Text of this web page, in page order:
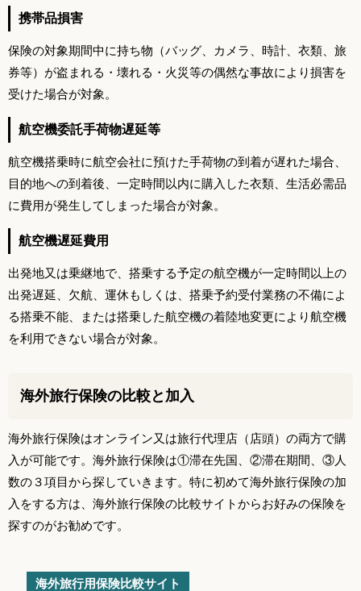
携帯品損害
保険の対象期間中に持ち物（バッグ、カメラ、時計、衣類、旅
券等）が盗まれる・壊れる・火災等の偶然な事故により損害を
受けた場合が対象。
航空機委託手荷物遅延等
航空機搭乗時に航空会社に預けた手荷物の到着が遅れた場合、
目的地への到着後、一定時間以内に購入した衣類、生活必需品
に費用が発生してしまった場合が対象。
航空機遅延費用
出発地又は乗継地で、搭乗する予定の航空機が一定時間以上の
出発遅延、欠航、運休もしくは、搭乗予約受付業務の不備によ
る搭乗不能、または搭乗した航空機の着陸地変更により航空機
を利用できない場合が対象。
海外旅行保険の比較と加入
海外旅行保険はオンライン又は旅行代理店（店頭）の両方で購
入が可能です。海外旅行保険は①滞在先国、②滞在期間、③人
数の３項目から探していきます。特に初めて海外旅行保険の加
入をする方は、海外旅行保険の比較サイトからお好みの保険を
探すのがお勧めです。
海外旅行用保険比較サイト